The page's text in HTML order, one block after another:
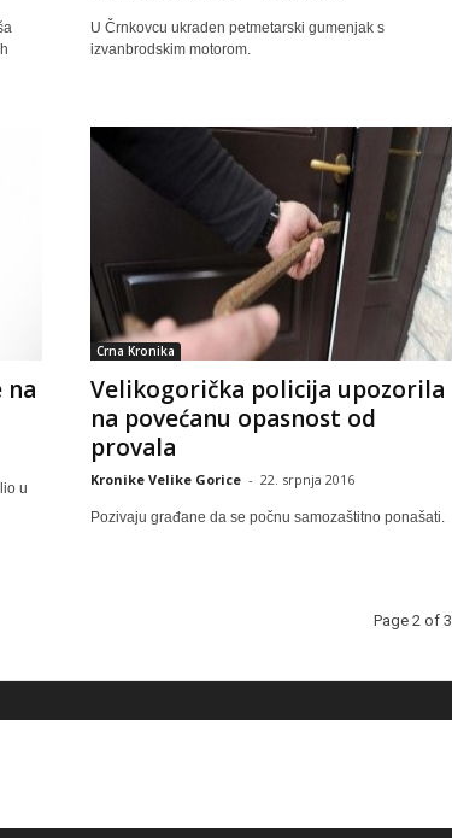
U Črnkovcu ukraden petmetarski gumenjak s
izvanbrodskim motorom.
na
u
Crna Kronika
Velikogorička policija upozorila
na povećanu opasnost od
provala
Kronike Velike Gorice - 22. srpnja 2016
Pozivaju građane da se počnu samozaštitno ponašati.
Page 2 of 3